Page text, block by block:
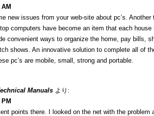
AM
new issues from your web-site about pc’s. Another
computers have become an item that each
convenient ways to organize the home, pay bills,
shows. An innovative solution to complete all of
pc’s are mobile, small, strong and portable.
Manuals より:
PM
points there. I looked on the net with the problem